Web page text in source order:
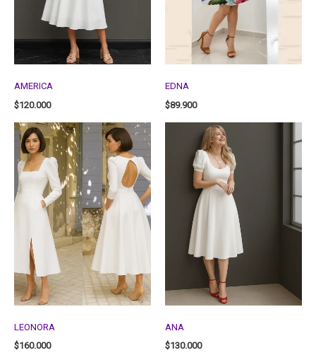
AMERICA
$120.000
EDNA
$89.900
LEONORA
$160.000
ANA
$130.000